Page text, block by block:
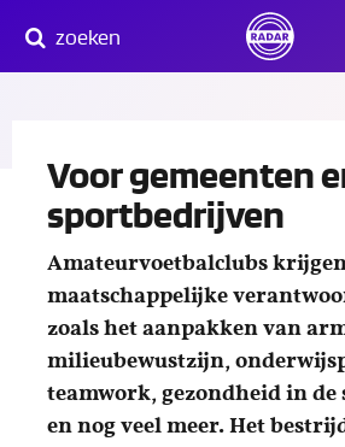
naar
content
zoeken
Voor gemeenten
sportbedrijven
Amateurvoetbalclubs
maatschappelijke
zoals het aanpakken van
milieubewustzijn,
teamwork, gezondheid in
en nog veel meer. Het